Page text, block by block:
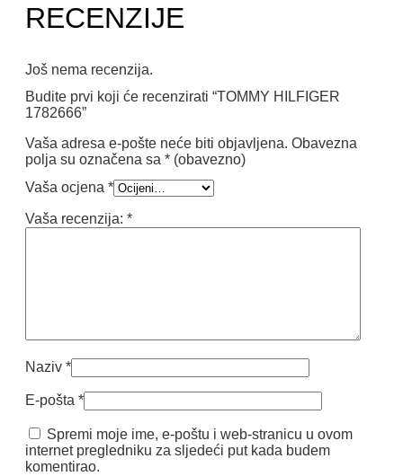
RECENZIJE
Još nema recenzija.
Budite prvi koji će recenzirati “TOMMY HILFIGER
1782666”
Vaša adresa e-pošte neće biti objavljena. Obavezna
polja su označena sa * (obavezno)
Vaša ocjena *
Vaša recenzija: *
Naziv *
E-pošta *
Spremi moje ime, e-poštu i web-stranicu u ovom
internet pregledniku za sljedeći put kada budem
komentirao.